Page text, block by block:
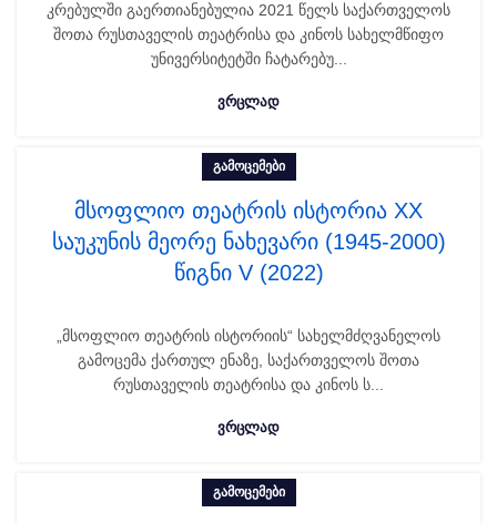
კრებულში გაერთიანებულია 2021 წელს საქართველოს
შოთა რუსთაველის თეატრისა და კინოს სახელმწიფო
უნივერსიტეტში ჩატარებუ...
ᲕᲠᲪᲚᲐᲓ
ᲒᲐᲛᲝᲪᲔᲛᲔᲑᲘ
მსოფლიო თეატრის ისტორია XX
საუკუნის მეორე ნახევარი (1945-2000)
წიგნი V (2022)
„მსოფლიო თეატრის ისტორიის“ სახელმძღვანელოს
გამოცემა ქართულ ენაზე, საქართველოს შოთა
რუსთაველის თეატრისა და კინოს ს...
ᲕᲠᲪᲚᲐᲓ
ᲒᲐᲛᲝᲪᲔᲛᲔᲑᲘ